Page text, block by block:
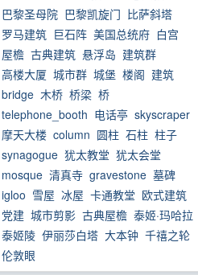
巴黎圣母院 巴黎凯旋门 比萨斜塔
罗马建筑 巨石阵 美国总统府 白宫
屋檐 古典建筑 悬浮岛 建筑群
高楼大厦 城市群 城堡 楼阁 建筑
bridge 木桥 桥梁 桥
telephone_booth 电话亭 skyscraper
摩天大楼 column 圆柱 石柱 柱子
synagogue 犹太教堂 犹太会堂
mosque 清真寺 gravestone 墓碑
igloo 雪屋 冰屋 卡通教堂 欧式建筑
党建 城市剪影 古典屋檐 泰姬·玛哈拉
泰姬陵 伊丽莎白塔 大本钟 千禧之轮
伦敦眼